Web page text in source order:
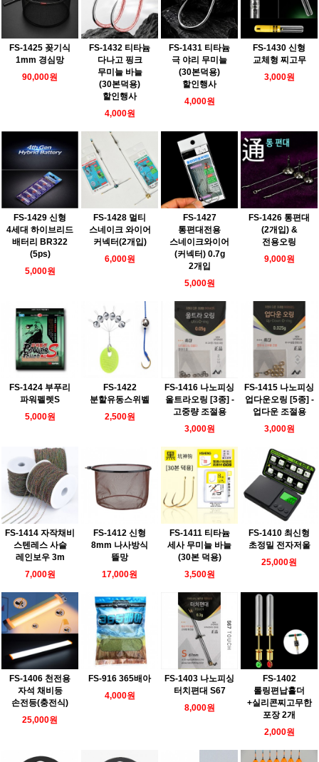
FS-1425 꽂기식
1mm 경심망
90,000원
FS-1432 티타늄
다나고 핑크
무미늘 바늘
(30본덕용)
할인행사
4,000원
FS-1431 티타늄
극 야리 무미늘
(30본덕용)
할인행사
4,000원
FS-1430 신형
교체형 찌고무
3,000원
FS-1429 신형
4세대 하이브리드
배터리 BR322
(5ps)
5,000원
FS-1428 멀티
스네이크 와이어
커넥터(2개입)
6,000원
FS-1427
통편대전용
스네이크와이어
(커넥터) 0.7g
2개입
5,000원
FS-1426 통편대
(2개입) &
전용오링
9,000원
FS-1424 부푸리
파워펠렛S
5,000원
FS-1422
분할유동스위벨
2,500원
FS-1416 나노피싱
울트라오링 [3종] -
고중량 조절용
3,000원
FS-1415 나노피싱
업다운오링 [5종] -
업다운 조절용
3,000원
FS-1414 자작채비
스텐레스 사슬
레인보우 3m
7,000원
FS-1412 신형
8mm 나사방식
뜰망
17,000원
FS-1411 티타늄
세사 무미늘 바늘
(30본 덕용)
3,500원
FS-1410 최신형
초정밀 전자저울
25,000원
FS-1406 천전용
자석 채비등
손전등(충전식)
25,000원
FS-916 365배아
4,000원
FS-1403 나노피싱
터치편대 S67
8,000원
FS-1402
롤링편납홀더
+실리콘찌고무한
포장 2개
2,000원